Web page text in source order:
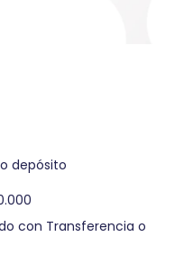
depósito
con Transferencia o